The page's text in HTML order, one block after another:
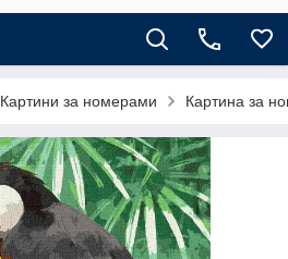
Картини за номерами Картина за